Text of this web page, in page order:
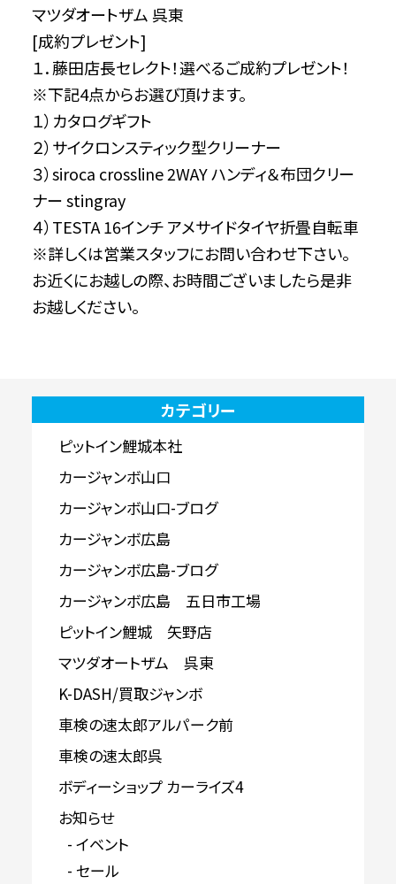
マツダオートザム 呉東
[成約プレゼント]
１．藤田店長セレクト！選べるご成約プレゼント！
※下記4点からお選び頂けます。
１）カタログギフト
２）サイクロンスティック型クリーナー
３）siroca crossline 2WAY ハンディ＆布団クリー
ナー stingray
４）TESTA 16インチ アメサイドタイヤ折畳自転車
※詳しくは営業スタッフにお問い合わせ下さい。
お近くにお越しの際、お時間ございましたら是非
お越しください。
カテゴリー
ピットイン鯉城本社
カージャンボ山口
カージャンボ山口-ブログ
カージャンボ広島
カージャンボ広島-ブログ
カージャンボ広島 五日市工場
ピットイン鯉城 矢野店
マツダオートザム 呉東
K-DASH/買取ジャンボ
車検の速太郎アルパーク前
車検の速太郎呉
ボディーショップ カーライズ4
お知らせ
イベント
セール